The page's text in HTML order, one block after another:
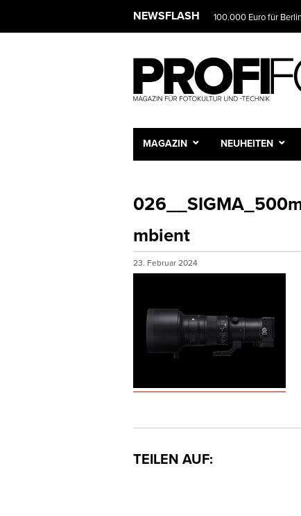
NEWSFLASH 100.000 Euro für
MAGAZIN NEUHEITEN
mbient
23. Februar 2024
TEILEN AUF: